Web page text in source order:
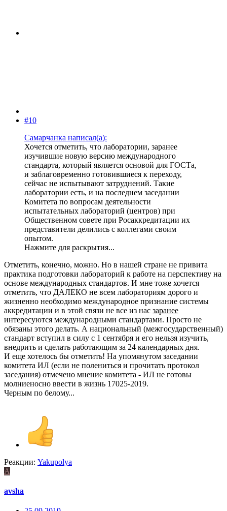
#10
Самарчанка написал(а):
Хочется отметить, что лаборатории, заранее
изучившие новую версию международного
стандарта, который является основой для ГОСТа,
и заблаговременно готовившиеся к переходу,
сейчас не испытывают затруднений. Такие
лаборатории есть, и на последнем заседании
Комитета по вопросам деятельности
испытательных лабораторий (центров) при
Общественном совете при Росаккредитации их
представители делились с коллегами своим
опытом.
Нажмите для раскрытия...
Отметить, конечно, можно. Но в нашей стране не привита
практика подготовки лабораторий к работе на перспективу на
основе международных стандартов. И мне тоже хочется
отметить, что ДАЛЕКО не всем лабораториям дорого и
жизненно необходимо международное признание системы
аккредитации и в этой связи не все из нас заранее
интересуются международными стандартами. Просто не
обязаны этого делать. А национальный (межгосударственный)
стандарт вступил в силу с 1 сентября и его нельзя изучить,
внедрить и сделать работающим за 24 календарных дня.
И еще хотелось бы отметить! На упомянутом заседании
комитета ИЛ (если не полениться и прочитать протокол
заседания) отмечено мнение комитета - ИЛ не готовы
молниеносно ввести в жизнь 17025-2019.
Черным по белому...
Реакции: Yakupolya
A
avsha